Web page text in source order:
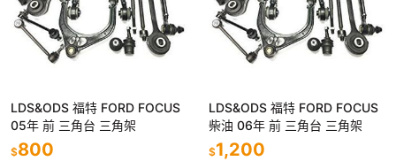
LDS&ODS 福特 FORD FOCUS
05年 前 三角台 三角架
$800
LDS&ODS 福特 FORD FOCUS
柴油 06年 前 三角台 三角架
$1,200